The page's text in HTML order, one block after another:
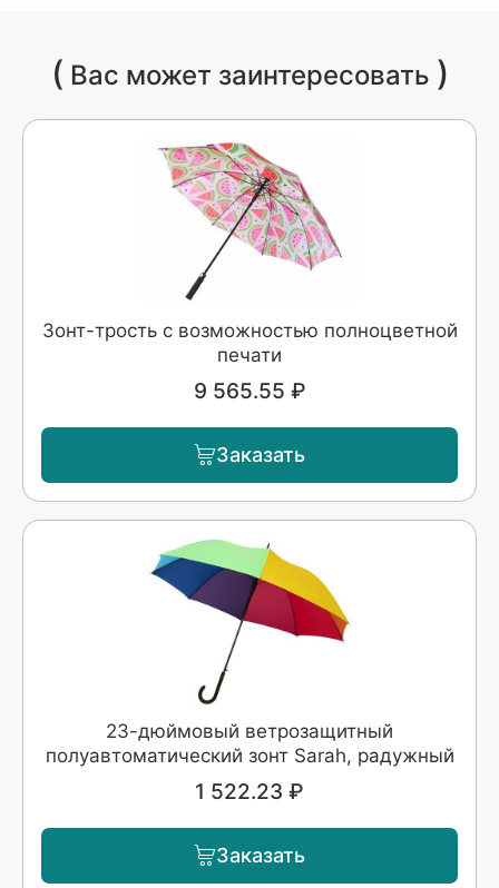
( Вас может заинтересовать )
Зонт-трость с возможностью полноцветной
печати
9 565.55 ₽
Заказать
23-дюймовый ветрозащитный
полуавтоматический зонт Sarah, радужный
1 522.23 ₽
Заказать